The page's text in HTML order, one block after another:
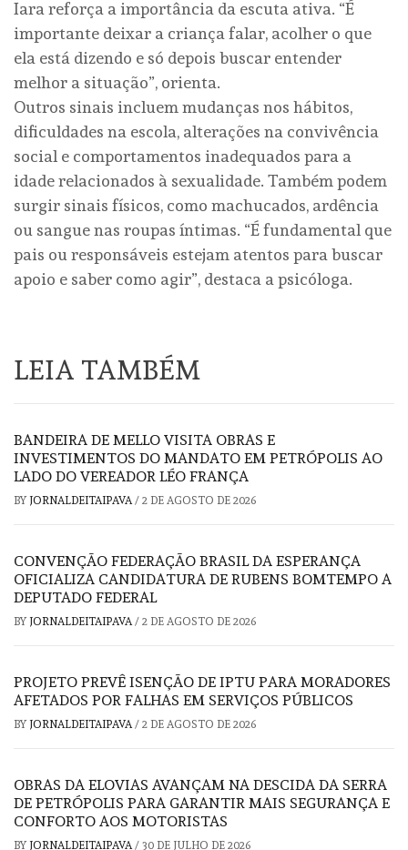
Iara reforça a importância da escuta ativa. “É
importante deixar a criança falar, acolher o que
ela está dizendo e só depois buscar entender
melhor a situação”, orienta.
Outros sinais incluem mudanças nos hábitos,
dificuldades na escola, alterações na convivência
social e comportamentos inadequados para a
idade relacionados à sexualidade. Também podem
surgir sinais físicos, como machucados, ardência
ou sangue nas roupas íntimas. “É fundamental que
pais ou responsáveis estejam atentos para buscar
apoio e saber como agir”, destaca a psicóloga.
LEIA TAMBÉM
BANDEIRA DE MELLO VISITA OBRAS E
INVESTIMENTOS DO MANDATO EM PETRÓPOLIS AO
LADO DO VEREADOR LÉO FRANÇA
BY JORNALDEITAIPAVA/ 2 DE AGOSTO DE 2026
CONVENÇÃO FEDERAÇÃO BRASIL DA ESPERANÇA
OFICIALIZA CANDIDATURA DE RUBENS BOMTEMPO A
DEPUTADO FEDERAL
BY JORNALDEITAIPAVA/ 2 DE AGOSTO DE 2026
PROJETO PREVÊ ISENÇÃO DE IPTU PARA MORADORES
AFETADOS POR FALHAS EM SERVIÇOS PÚBLICOS
BY JORNALDEITAIPAVA/ 2 DE AGOSTO DE 2026
OBRAS DA ELOVIAS AVANÇAM NA DESCIDA DA SERRA
DE PETRÓPOLIS PARA GARANTIR MAIS SEGURANÇA E
CONFORTO AOS MOTORISTAS
BY JORNALDEITAIPAVA/ 30 DE JULHO DE 2026